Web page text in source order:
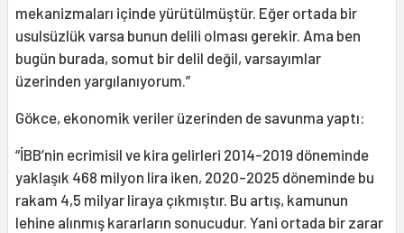
mekanizmaları içinde yürütülmüştür. Eğer ortada bir
usulsüzlük varsa bunun delili olması gerekir. Ama ben
bugün burada, somut bir delil değil, varsayımlar
üzerinden yargılanıyorum.”
Gökce, ekonomik veriler üzerinden de savunma yaptı:
“İBB’nin ecrimisil ve kira gelirleri 2014-2019 döneminde
yaklaşık 468 milyon lira iken, 2020-2025 döneminde bu
rakam 4,5 milyar liraya çıkmıştır. Bu artış, kamunun
lehine alınmış kararların sonucudur. Yani ortada bir zarar